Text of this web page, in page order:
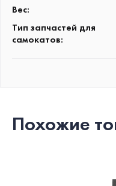
Вес:
Тип запчастей для
самокатов:
Похожие